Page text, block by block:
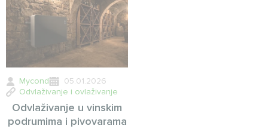
Mycond
05.01.2026
Odvlaživanje i ovlaživanje
Odvlaživanje u vinskim
podrumima i pivovarama